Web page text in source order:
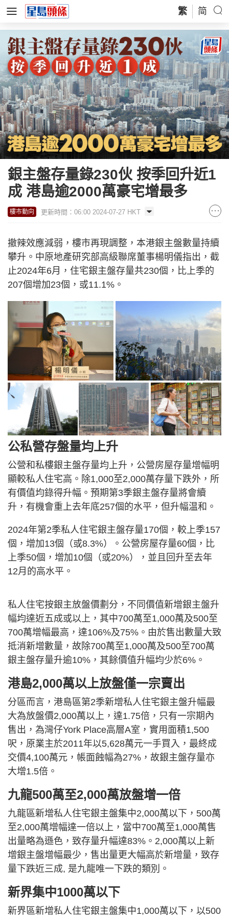
繁 简
銀主盤存量錄230伙 按季回升近1
成 港島逾2000萬豪宅增最多
樓市動向 更新時間：06:00 2024-07-27 HKT
撤辣效應減弱，樓市再現調整，本港銀主盤數量持續
攀升。中原地產研究部高級聯席董事楊明儀指出，截
止2024年6月，住宅銀主盤存量共230個，比上季的
207個增加23個，或11.1%。
公私營存盤量均上升
公營和私樓銀主盤存量均上升，公營房屋存量增幅明
顯較私人住宅高。除1,000至2,000萬存量下跌外，所
有價值均錄得升幅。預期第3季銀主盤存量將會續
升，有機會重上去年底257個的水平，但升幅温和。
2024年第2季私人住宅銀主盤存量170個，較上季157
個，增加13個（或8.3%）。公營房屋存量60個，比
上季50個，增加10個（或20%），並且回升至去年
12月的高水平。
私人住宅按銀主放盤價劃分，不同價值新增銀主盤升
幅均達近五成或以上，其中700萬至1,000萬及500至
700萬增幅最高，達106%及75%。由於售出數量大致
抵消新增數量，故除700萬至1,000萬及500至700萬
銀主盤存量升逾10%，其餘價值升幅均少於6%。
港島2,000萬以上放盤僅一宗賣出
分區而言，港島區第2季新增私人住宅銀主盤升幅最
大為放盤價2,000萬以上，達1.75倍，只有一宗期內
售出，為灣仔York Place高層A室，實用面積1,500
呎，原業主於2011年以5,628萬元一手買入，最終成
交價4,100萬元，帳面蝕幅為27%，故銀主盤存量亦
大增1.5倍。
九龍500萬至2,000萬放盤增一倍
九龍區新增私人住宅銀主盤集中2,000萬以下，500萬
至2,000萬增幅達一倍以上，當中700萬至1,000萬售
出量略為遜色，致存量升幅達83%。2,000萬以上新
增銀主盤增幅最少，售出量更大幅高於新增量，致存
量下跌近三成, 是九龍唯一下跌的類別。
新界集中1000萬以下
新界區新增私人住宅銀主盤集中1,000萬以下，以500